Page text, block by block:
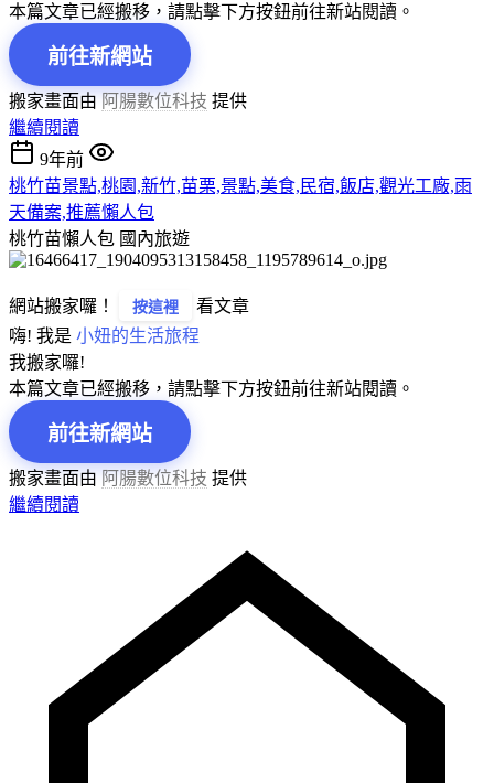
本篇文章已經搬移，請點擊下方按鈕前往新站閱讀。
前往新網站
搬家畫面由 阿腸數位科技 提供
繼續閱讀
9年前
桃竹苗景點,桃園,新竹,苗栗,景點,美食,民宿,飯店,觀光工廠,雨
天備案,推薦懶人包
桃竹苗懶人包 國內旅遊
網站搬家囉！ 按這裡
看文章
嗨! 我是 小妞的生活旅程
我搬家囉!
本篇文章已經搬移，請點擊下方按鈕前往新站閱讀。
前往新網站
搬家畫面由 阿腸數位科技 提供
繼續閱讀